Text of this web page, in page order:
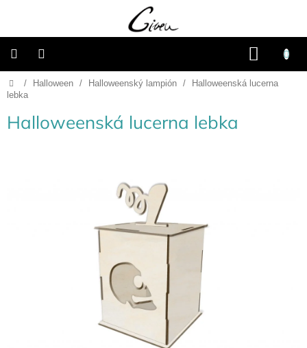
KOŠÍK
Připravené
dárkové
Vánoce
Domů
/ Halloween / Halloweenský lampión /
Halloweenská lucerna
lebka
Halloweenská lucerna lebka